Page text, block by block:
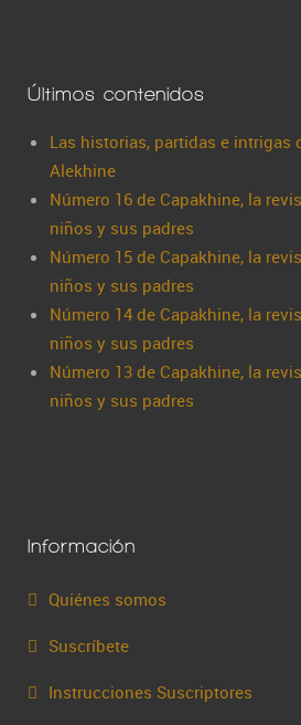
Últimos contenidos
Las historias, partidas e intrigas
Alekhine
Número 16 de Capakhine, la
niños y sus padres
Número 15 de Capakhine, la
niños y sus padres
Número 14 de Capakhine, la
niños y sus padres
Número 13 de Capakhine, la
niños y sus padres
Información
Quiénes somos
Suscríbete
Instrucciones Suscriptores